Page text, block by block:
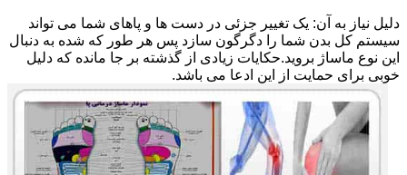
دلیل نیاز به آن: یک تغییر جزئی در دست ها و پاهای شما می تواند
سیستم کل بدن شما را دگرگون سازد پس هر طور که شده به دنبال
این نوع ماساژ بروید.حکایات زیادی از گذشته بر جا مانده که دلیل
خوبی برای حمایت از این ادعا می باشد.